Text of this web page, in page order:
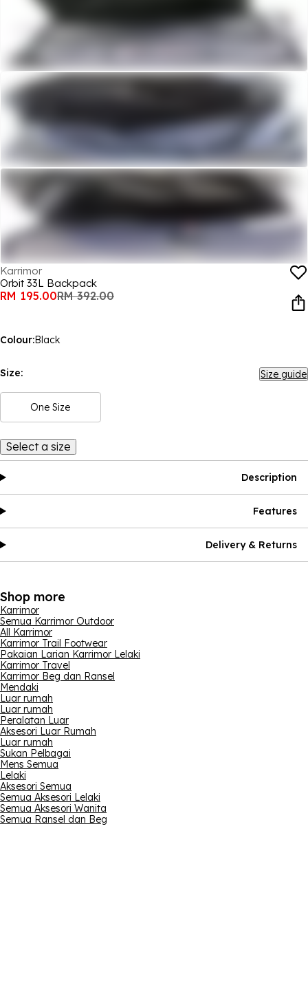
Karrimor
Orbit 33L Backpack
RM 195.00RM 392.00
Colour:Black
Size: Size guide
One Size
Select a size
Description
Features
Delivery & Returns
Shop more
Karrimor
Semua Karrimor Outdoor
All Karrimor
Karrimor Trail Footwear
Pakaian Larian Karrimor Lelaki
Karrimor Travel
Karrimor Beg dan Ransel
Mendaki
Luar rumah
Luar rumah
Peralatan Luar
Aksesori Luar Rumah
Luar rumah
Sukan Pelbagai
Mens Semua
Lelaki
Aksesori Semua
Semua Aksesori Lelaki
Semua Aksesori Wanita
Semua Ransel dan Beg